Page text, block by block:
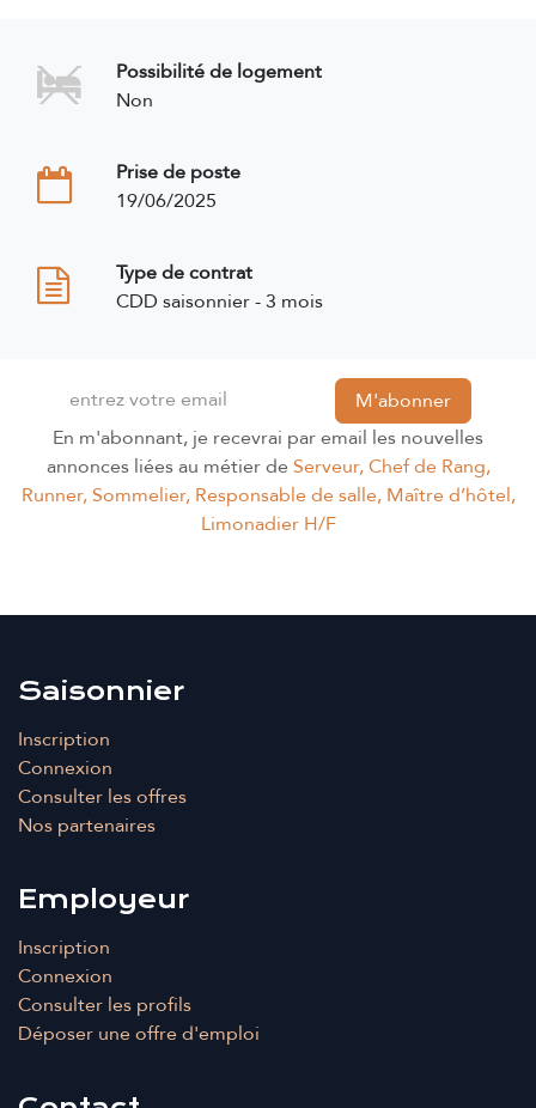
Possibilité de logement
Non
Prise de poste
19/06/2025
Type de contrat
CDD saisonnier - 3 mois
M'abonner
En m'abonnant, je recevrai par email les nouvelles
annonces liées au métier de Serveur, Chef de Rang,
Runner, Sommelier, Responsable de salle, Maître d’hôtel,
Limonadier H/F
Saisonnier
Inscription
Connexion
Consulter les offres
Nos partenaires
Employeur
Inscription
Connexion
Consulter les profils
Déposer une offre d'emploi